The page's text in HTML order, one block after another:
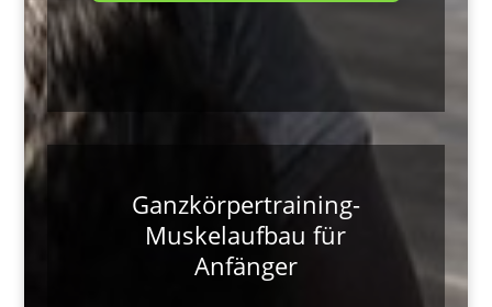
Ganzkörpertraining-
Muskelaufbau für
Anfänger